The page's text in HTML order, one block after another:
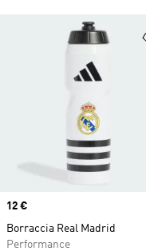
Price
12 €
Borraccia Real Madrid
Performance